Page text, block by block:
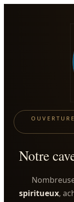
Notre
spiritueux,